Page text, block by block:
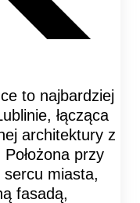
to najbardziej
łącząca
architektury z
przy
sercu miasta,
fasadą,